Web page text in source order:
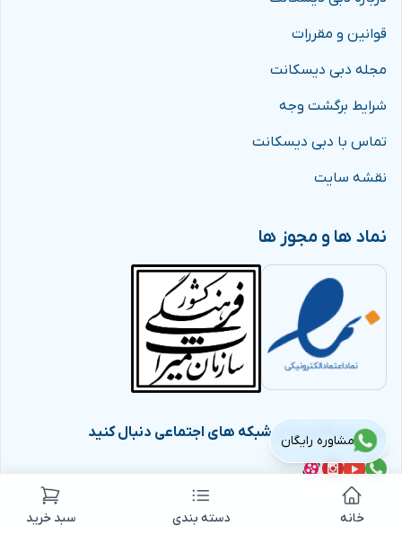
قوانین و مقررات
مجله دبی دیسکانت
شرایط برگشت وجه
تماس با دبی دیسکانت
نقشه سایت
نماد ها و مجوز ها
دبی دیسکانت را در شبکه های اجتماعی دنبال کنید
مشاوره رایگان
خانه دسته بندی سبد خرید